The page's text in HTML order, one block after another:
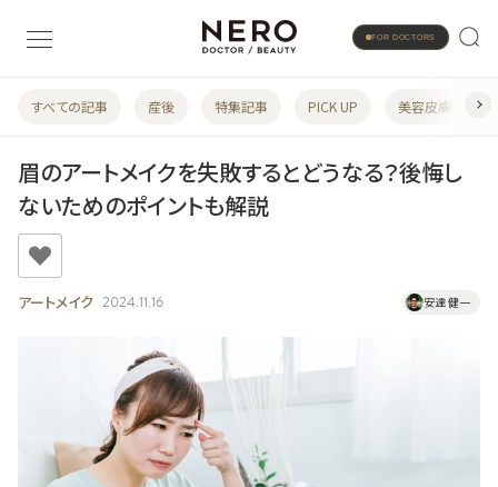
FOR DOCTORS
すべての記事 産後 特集記事 PICK UP 美容皮膚科
眉のアートメイクを失敗するとどうなる？後悔し
ないためのポイントも解説
アートメイク 2024.11.16 安達 健一